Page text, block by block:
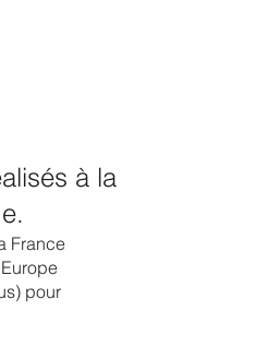
à la
France
pour